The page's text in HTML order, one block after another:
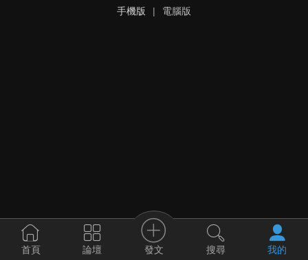
手機版
| 電腦版
首頁 論壇 發文 搜尋 我的